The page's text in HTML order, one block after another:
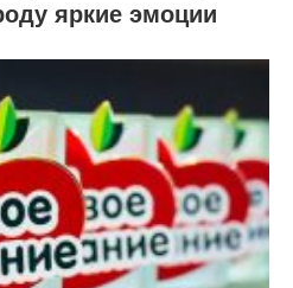
яркие эмоции